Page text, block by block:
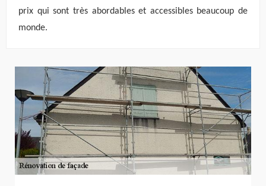
prix qui sont très abordables et accessibles beaucoup de
monde.